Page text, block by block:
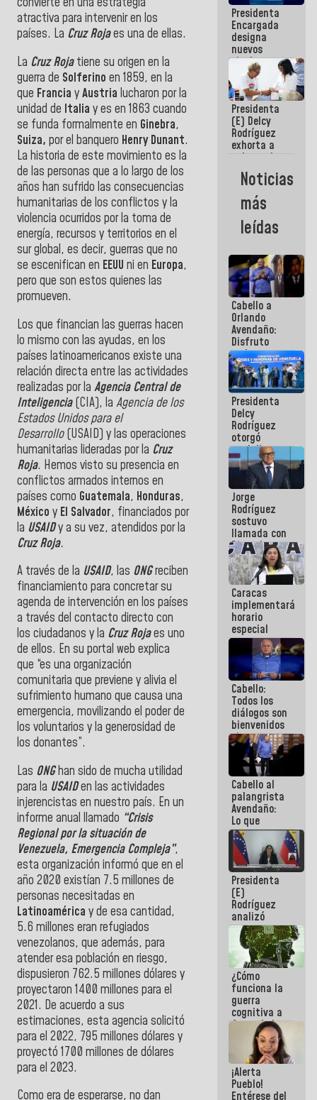
atractiva para intervenir en los
países. La Cruz Rojaes una de ellas.
La Cruz Rojatiene su origen en la
guerra de Solferino en 1859, en la
que Francia yAustria lucharon por la
unidad de Italia y es en 1863 cuando
se funda formalmente en Ginebra,
Suiza, por el banquero Henry Dunant.
La historia de este movimiento es la
de las personas que a lo largo de los
años han sufrido las consecuencias
humanitarias de los conflictos y la
violencia ocurridos por la toma de
energía, recursos y territorios en el
sur global, es decir, guerras que no
se escenifican en EEUU ni en Europa,
pero que son estos quienes las
promueven.
Los que financian las guerras hacen
lo mismo con las ayudas, en los
países latinoamericanos existe una
relación directa entre las actividades
realizadas por la Agencia Central de
Inteligencia(CIA), la Agencia de los
Estados Unidos para el
Desarrollo(USAID) y las operaciones
humanitarias lideradas por la Cruz
Roja. Hemos visto su presencia en
conflictos armados internos en
países como Guatemala, Honduras,
México y El Salvador, financiados por
la USAIDy a su vez, atendidos por la
Cruz Roja.
A través de la USAID, las ONGreciben
financiamiento para concretar su
agenda de intervención en los países
a través del contacto directo con
los ciudadanos y la Cruz Rojaes uno
de ellos. En su portal web explica
que “es una organización
comunitaria que previene y alivia el
sufrimiento humano que causa una
emergencia, movilizando el poder de
los voluntarios y la generosidad de
los donantes”.
Las ONGhan sido de mucha utilidad
para la USAIDen las actividades
injerencistas en nuestro país. En un
informe anual llamado “Crisis
Regional por la situación de
Venezuela, Emergencia Compleja”,
esta organización informó que en el
año 2020 existían 7.5 millones de
personas necesitadas en
Latinoamérica y de esa cantidad,
5.6 millones eran refugiados
venezolanos, que además, para
atender esa población en riesgo,
dispusieron 762.5 millones dólares y
proyectaron 1400 millones para el
2021. De acuerdo a sus
estimaciones, esta agencia solicitó
para el 2022, 795 millones dólares y
proyectó 1700 millones de dólares
para el 2023.
Como era de esperarse, no dan
23 en los
Centroamericanos
Presidenta
Encargada
designa
nuevos
titulares en
Viceministerio
de Energía
Eléctrica y
CORPOELEC
Presidenta
(E) Delcy
Rodríguez
exhorta a
gobernadores
y alcaldes a
edificar
casas para
abuelos
Noticias
más
leídas
Cabello a
Orlando
Avendaño:
Disfruto
cada vez
que escribes
porque lo
que haces
es
embarrarla
Presidenta
Delcy
Rodríguez
otorgó
medalla
"Héroe de
Venezuela"
a servidores
públicos
Jorge
Rodríguez
sostuvo
llamada con
Dinorah
Figuera y
acuerdan
primer
encuentro
presencial
para el
diálogo
Caracas
implementará
horario
especial
para
adaptarse
al plan de
ahorro
energético
Cabello:
Todos los
diálogos son
bienvenidos
siempre que
estén en el
marco de la
Constitución
de la
República
Cabello al
palangrista
Avendaño:
Lo que
vayas a
escribir
hazlo hoy
por que no
sabemos si
la semana
que viene
hay
programa
Presidenta
(E)
Rodríguez
analizó
junto a
gobernadores
planes de
recuperación
del Sistema
Eléctrico
Nacional
¿Cómo
funciona la
guerra
cognitiva a
favor de la
narrativa
hegemónica?
(1)
¡Alerta
Pueblo!
Entérese del